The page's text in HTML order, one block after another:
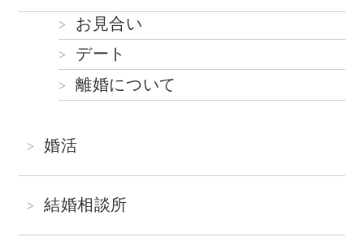
お見合い
デート
離婚について
婚活
結婚相談所